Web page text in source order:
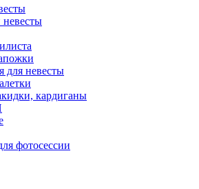
для невесты
кардиганы
фотосессии